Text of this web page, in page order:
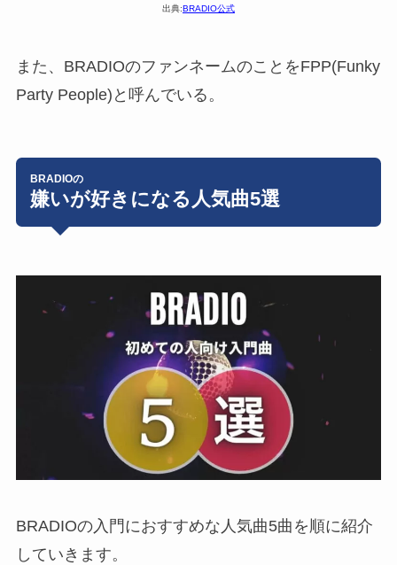
出典:BRADIO公式
また、BRADIOのファンネームのことをFPP(Funky
Party People) と呼んでいる。
BRADIOの
嫌いが好きになる人気曲5選
BRADIOの入門におすすめな人気曲5曲を順に紹介
していきます。